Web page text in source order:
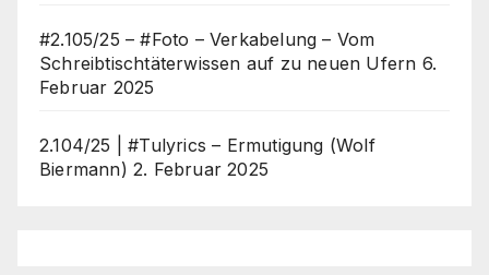
#2.105/25 – #Foto – Verkabelung – Vom
Schreibtischtäterwissen auf zu neuen Ufern 6.
Februar 2025
2.104/25 | #Tulyrics – Ermutigung (Wolf
Biermann) 2. Februar 2025